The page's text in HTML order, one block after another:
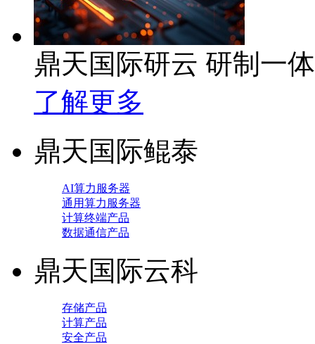
鼎天国际研云 研制一
了解更多
鼎天国际鲲泰
AI算力服务器
通用算力服务器
计算终端产品
数据通信产品
鼎天国际云科
存储产品
计算产品
安全产品